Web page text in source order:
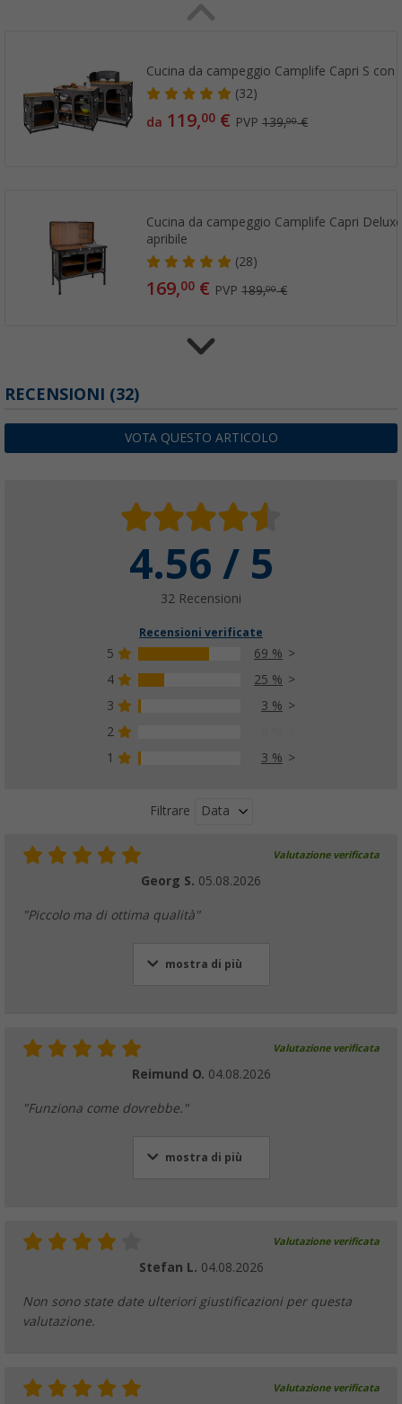
Cucina da campeggio Camplife Capri S con
(32)
da 119,00 € PVP139,00€
Cucina da campeggio Camplife Capri
apribile
(28)
169,00 € PVP189,00€
(Più di100)
4,99€
Bacinella quadrata Berger con maniglie 13
Più di
99 €PVP7,99
RECENSIONI (32)
VOTA QUESTO ARTICOLO
4.56 / 5
32 Recensioni
Recensioni verificate
5
69 %
4
25 %
3
3 %
2
1
3 %
Filtrare Data
Valutazione verificata
Georg S. 05.08.2026
"Piccolo ma di ottima qualità"
mostra di più
Valutazione verificata
Reimund O. 04.08.2026
"Funziona come dovrebbe."
mostra di più
Valutazione verificata
Stefan L. 04.08.2026
Non sono state date ulteriori giustificazioni per questa
valutazione.
Valutazione verificata